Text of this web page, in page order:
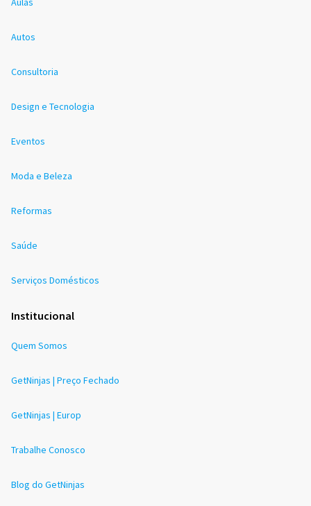
Autos
Consultoria
Design e Tecnologia
Eventos
Moda e Beleza
Reformas
Saúde
Serviços Domésticos
Institucional
Quem Somos
GetNinjas | Preço Fechado
GetNinjas | Europ
Trabalhe Conosco
Blog do GetNinjas